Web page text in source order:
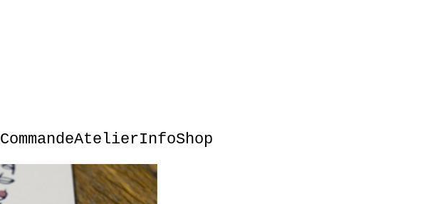
CommandeAtelierInfoShop